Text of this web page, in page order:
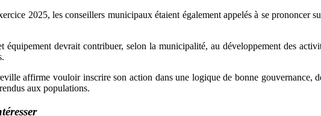
2025, les conseillers municipaux étaient également appelés à se
équipement devrait contribuer, selon la municipalité, au développement des
affirme vouloir inscrire son action dans une logique de bonne gouvernance,
aux populations.